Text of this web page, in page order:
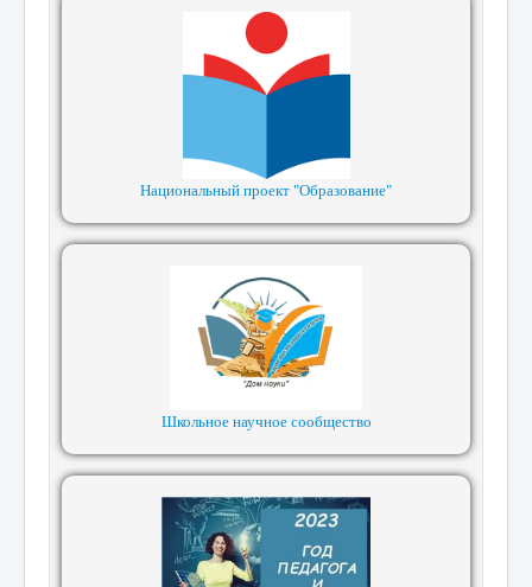
Национальный проект "Образование"
Школьное научное сообщество